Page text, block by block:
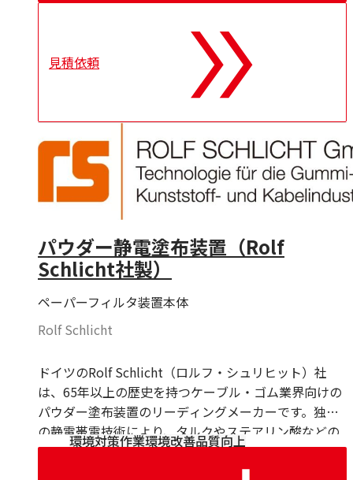
見積依頼
パウダー静電塗布装置（Rolf
Schlicht社製）
ペーパーフィルタ装置本体
Rolf Schlicht
ドイツのRolf Schlicht（ロルフ・シュリヒット）社
は、65年以上の歴史を持つケーブル・ゴム業界向けの
パウダー塗布装置のリーディングメーカーです。独自
の静電帯電技術により、タルクやステアリン酸などの
パウダーをワイヤーやケーブル表面に薄く、均一に塗
環境対策作業環境改善品質向上